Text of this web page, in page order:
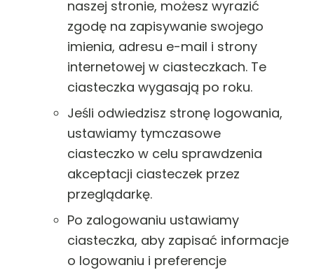
naszej stronie, możesz wyrazić
zgodę na zapisywanie swojego
imienia, adresu e-mail i strony
internetowej w ciasteczkach. Te
ciasteczka wygasają po roku.
Jeśli odwiedzisz stronę logowania,
ustawiamy tymczasowe
ciasteczko w celu sprawdzenia
akceptacji ciasteczek przez
przeglądarkę.
Po zalogowaniu ustawiamy
ciasteczka, aby zapisać informacje
o logowaniu i preferencje